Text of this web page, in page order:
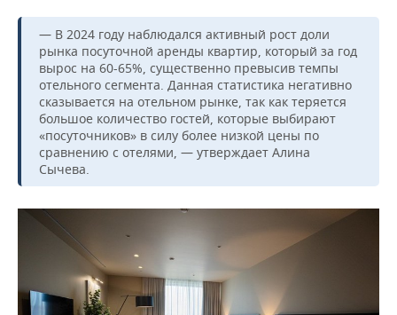
— В 2024 году наблюдался активный рост доли
рынка посуточной аренды квартир, который за год
вырос на 60-65%, существенно превысив темпы
отельного сегмента. Данная статистика негативно
сказывается на отельном рынке, так как теряется
большое количество гостей, которые выбирают
«посуточников» в силу более низкой цены по
сравнению с отелями, — утверждает Алина
Сычева.